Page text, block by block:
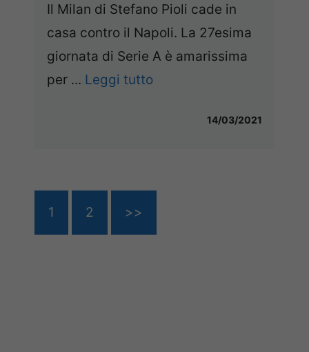
Il Milan di Stefano Pioli cade in
casa contro il Napoli. La 27esima
giornata di Serie A è amarissima
per ... Leggi tutto
14/03/2021
1 2 >>